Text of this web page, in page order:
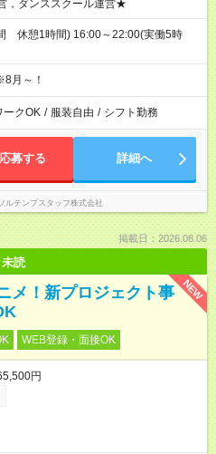
，ダンススクール運営★
休憩1時間) 16:00～22:00(実働5時
月～！
ークOK / 服装自由 / シフト勤務
応募する 詳細へ
ルテンプスタッフ株式会社
掲載日：2026.08.06
未読
NEW
メ！新プロジェクト事
WEB登録・面接OK
円